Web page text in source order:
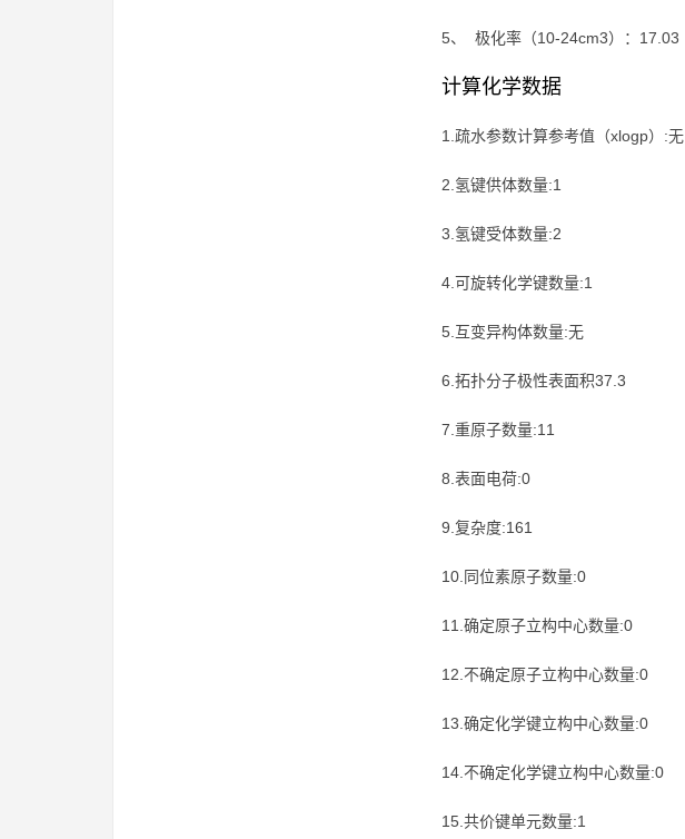
5、 极化率（10-24cm3）：17.03
计算化学数据
1.疏水参数计算参考值（xlogp）:无
2.氢键供体数量:1
3.氢键受体数量:2
4.可旋转化学键数量:1
5.互变异构体数量:无
6.拓扑分子极性表面积37.3
7.重原子数量:11
8.表面电荷:0
9.复杂度:161
10.同位素原子数量:0
11.确定原子立构中心数量:0
12.不确定原子立构中心数量:0
13.确定化学键立构中心数量:0
14.不确定化学键立构中心数量:0
15.共价键单元数量:1